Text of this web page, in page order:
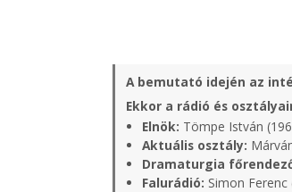
A bemutató idején az
Ekkor a rádió és
Elnök: Tömpe István
Aktuális osztály:
Dramaturgia
Falurádió: Simon Ferenc